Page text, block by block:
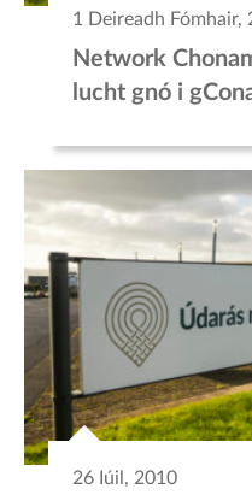
1 Deireadh Fómhair,
Network
lucht gnó i
26 Iúil, 2010